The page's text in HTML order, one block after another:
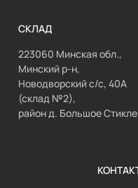
СКЛАД
223060 Минская обл.,
Минский р-н,
Новодворский с/с, 40А
(склад №2),
район д. Большое